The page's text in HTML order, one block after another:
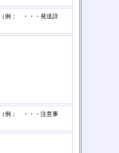
例： ・・・発送詳
例： ・・・注意事